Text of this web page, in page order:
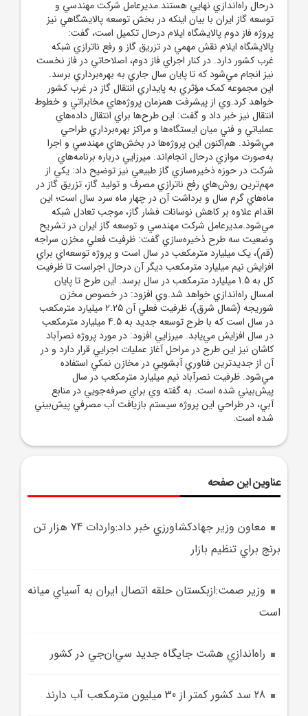
درحال راه‌اندازي نهايي هستند.مديرعامل شرکت مهندسي و
توسعه گاز ايران با بيان اينکه در بخش توسعه پالايشگاهي نيز
پروژه فاز دوم پالايشگاه ايلام درحال تکميل است، گفت:
پالايشگاه ايلام نقش مهمي در تزريق گاز و رفع ناترازي شبکه
غرب کشور دارد. در کنار اجراي فاز دوم، اصلاحاتي در فاز نخست
نيز انجام مي‌شود که تا پايان سال جاري به بهره‌برداري برسد.
اين مجموعه کمک مؤثري به پايداري انتقال گاز در غرب کشور
خواهد کرد.وي از پيشرفت همزمان پروژه‌هاي مخابراتي و خطوط
انتقال نيز خبر داد و گفت: اين طرح‌ها براي انتقال داده‌هاي
عملياتي و فني ميان ايستگاه‌ها و مراکز بهره‌برداري طراحي
مي‌شوند. هم‌اکنون اين پروژه‌ها در بخش‌هاي مهندسي و اجرا
به‌صورت موازي درحال انجام‌اند. ميرزايي درباره برنامه‌هاي
شرکت در حوزه ذخيره‌سازي گاز طبيعي نيز توضيح داد: يکي از
مهم‌ترين روش‌هاي رفع ناترازي مصرف و توليد گاز، تزريق گاز در
ماه‌هاي گرم سال و برداشت آن در چهار ماه سرد سال است؛ اين
اقدام علاوه بر کاهش نوسانات فشار گاز، موجب تعادل شبکه
مي‌شود.مديرعامل شرکت مهندسي و توسعه گاز ايران در تشريح
وضعيت سه طرح ذخيره‌سازي گفت: ظرفيت فعلي مخزن سراجه
(قم)، يک ميليارد مترمکعب در سال است و پروژه توسعه‌اي براي
افزايش نيم ميليارد مترمکعب ديگر آن درحال اجراست تا ظرفيت
کل به 1.5 ميليارد مترمکعب در سال برسد. اين طرح تا پايان
امسال راه‌اندازي خواهد شد.وي افزود: در خصوص مخزن
شوريجه (شمال شرق)، ظرفيت فعلي آن 2.25 ميليارد مترمکعب
در سال است که با طرح توسعه جديد به 4.5 ميليارد مترمکعب
در سال افزايش مي‌يابد. ميرزايي افزود: در مورد پروژه نصرآباد
کاشان نيز اين طرح در مراحل آغاز عمليات اجرايي قرار دارد و در
آن از جديدترين فناوري آبشويي در مخازن نمکي استفاده
مي‌شود. ظرفيت نصرآباد نيم ميليارد مترمکعب در سال
پيش‌بيني شده است. به گفته وي براي صرفه‌جويي در منابع
آبي، در طراحي اين پروژه سيستم بازيافت آب مصرفي پيش‌بيني
شده است.
عناوین این صفحه
معاون وزير جهادکشاورزي خبر داد:واردات 74 هزار تن
برنج براي تنظيم بازار
وزير صمت:ازبکستان حلقه اتصال ايران به آسياي ميانه
است
راه‌اندازي هشت جايگاه جديد سي‌ان‌جي در کشور
28 سد کشور کمتر از 30 ميليون مترمکعب آب دارند